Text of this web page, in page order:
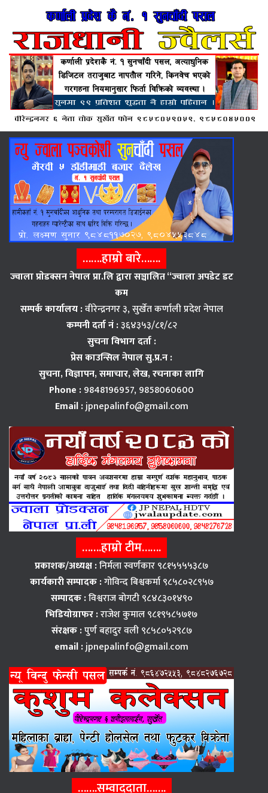
…….हाम्राे बारे…….
ज्वाला प्राेडक्सन नेपाल प्रा.लि द्वारा सञ्चालित “ज्वाला अपडेट डट
कम
सम्पर्क कार्यालय :वीरेन्द्रनगर ३, सुर्खेत कर्णाली प्रदेश नेपाल
कम्पनी दर्ता नं :३६४३५३/८१/८२
सुचना विभाग दर्ता :
प्रेस काउन्सिल नेपाल सु.प्र.न :
सुचना, विज्ञापन,समाचार, लेख, रचनाका लागि
Phone :9848196957, 9858060600
Email :jpnepalinfo@gmail.com
…….हाम्रो टीम…….
प्रकाशक/अध्यक्ष :निर्मला स्वर्णकार ९८१५५५५३८७
कार्यकारी सम्पादक :गोविन्द बिश्वकर्मा ९८५८०२८९५७
सम्पादक :विश्वराज बाेगटी ९८४८३०१४९०
भिडियोग्राफर :राजेश कुमाल ९८१९५८५७१७
संरक्षक :पुर्ण बहादुर वली ९८५८०५२९८७
email :jpnepalinfo@gmail.com
…….सम्वाददाता…….